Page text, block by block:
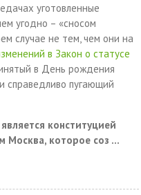
уготовленные
угодно – «сносом
случае не тем, чем они на
в Закон о статусе
в День рождения
справедливо пугающий
конституцией
Москва, которое соз ...